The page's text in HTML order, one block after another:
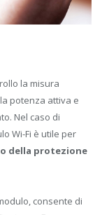
la misura
potenza attiva e
Nel caso di
Wi-Fi è utile per
della protezione
consente di